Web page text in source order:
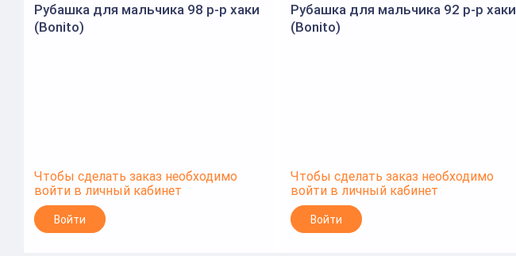
Рубашка для мальчика 98 р-р хаки
(Bonito)
Чтобы сделать заказ необходимо
войти в личный кабинет
Войти
Рубашка для мальчика 92 р-р хаки
(Bonito)
Чтобы сделать заказ необходимо
войти в личный кабинет
Войти